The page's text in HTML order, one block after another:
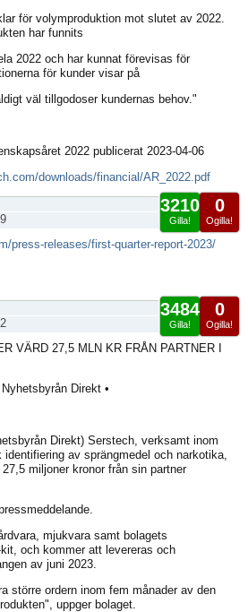
för volymproduktion mot slutet av 2022.
har funnits
2022 och har kunnat förevisas för
för kunder visar på
väl tillgodoser kundernas behov."
2022 publicerat 2023-04-06
downloads/financial/AR_2022.pdf
0
Ogilla!
3210
Gilla!
press-releases/first-quarter-report-2023/
0
Ogilla!
3484
Gilla!
VÄRD 27,5 MLN KR FRÅN PARTNER I
Direkt •
Direkt) Serstech, verksamt inom
identifiering av sprängmedel och narkotika,
miljoner kronor från sin partner
mjukvara samt bolagets
och kommer att levereras och
av juni 2023.
större ordern inom fem månader av den
uppger bolaget.